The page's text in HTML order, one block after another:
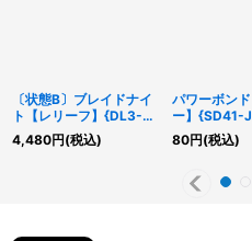
〔状態B〕ブレイドナイ
ト【レリーフ】{DL3-
136}《モンスター》
4,480円(税込)
パワーボン
ー】{SD41-
法》
80円(税込)